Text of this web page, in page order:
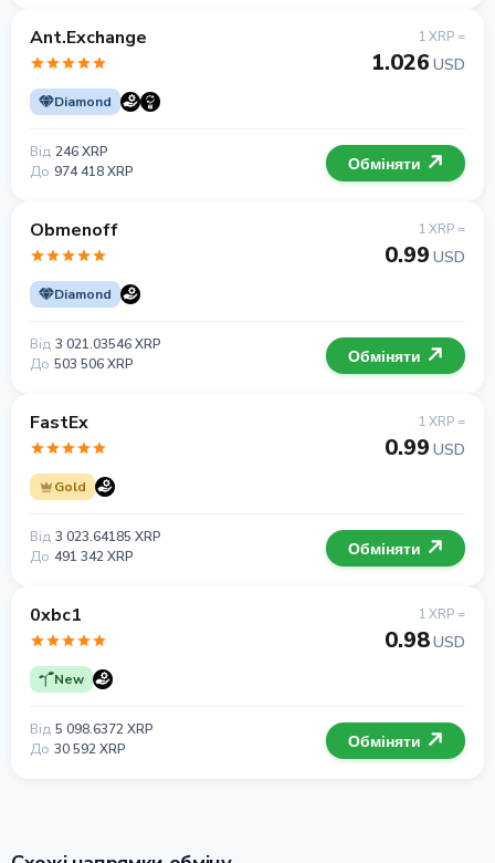
Ant.Exchange
Diamond
1 XRP =
1.026 USD
Від 246 XRP
До 974 418 XRP Обміняти
Obmenoff
Diamond
1 XRP =
0.99 USD
Від 3 021.03546 XRP
До 503 506 XRP Обміняти
FastEx
Gold
1 XRP =
0.99 USD
Від 3 023.64185 XRP
До 491 342 XRP Обміняти
0xbc1
New
1 XRP =
0.98USD
Від 5 098.6372 XRP
До 30 592 XRP Обміняти